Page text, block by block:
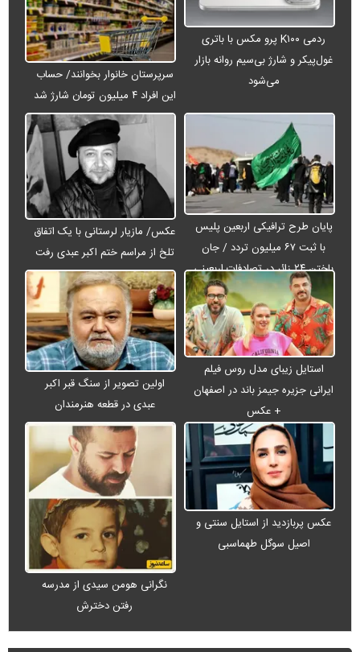
ردمی K۱۰۰ پرو مکس با باتری
غول‌پیکر و شارژ بی‌سیم روانه بازار
می‌شود
سرپرستان خانوار بخوانند/ حساب
این افراد ۴ میلیون تومان شارژ شد
پایان طرح ترافیکی اربعین پلیس
با ثبت ۶۷ میلیون تردد / جان
باختن ۲۴ زائر در تصادفات اربعینی
عکس/ مازیار لرستانی با یک اتفاق
تلخ از مراسم ختم اکبر عبدی رفت
استایل زیبای مدل روس فیلم
ایرانی جزیره جیمز باند در اصفهان
+ عکس
اولین تصویر از سنگ قبر اکبر
عبدی در قطعه هنرمندان
عکس پربازدید از استایل سنتی و
اصیل سوگل طهماسبی
نگرانی هومن سیدی از مدرسه
رفتن دخترش